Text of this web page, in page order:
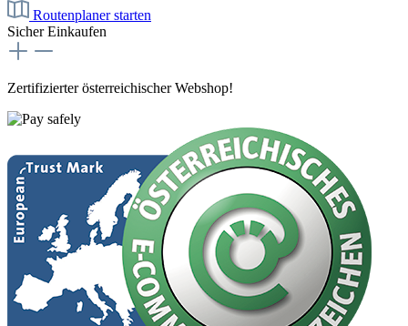
Routenplaner starten
Sicher Einkaufen
Zertifizierter österreichischer Webshop!